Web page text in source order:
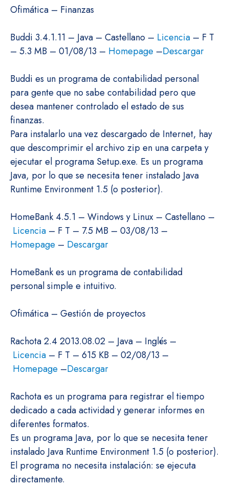
Ofimática – Finanzas
Buddi 3.4.1.11 – Java – Castellano – Licencia – F T
– 5.3 MB – 01/08/13 – Homepage –Descargar
Buddi es un programa de contabilidad personal
para gente que no sabe contabilidad pero que
desea mantener controlado el estado de sus
finanzas.
Para instalarlo una vez descargado de Internet, hay
que descomprimir el archivo zip en una carpeta y
ejecutar el programa Setup.exe. Es un programa
Java, por lo que se necesita tener instalado Java
Runtime Environment 1.5 (o posterior).
HomeBank 4.5.1 – Windows y Linux – Castellano –
Licencia – F T – 7.5 MB – 03/08/13 –
Homepage – Descargar
HomeBank es un programa de contabilidad
personal simple e intuitivo.
Ofimática – Gestión de proyectos
Rachota 2.4 2013.08.02 – Java – Inglés –
Licencia – F T – 615 KB – 02/08/13 –
Homepage –Descargar
Rachota es un programa para registrar el tiempo
dedicado a cada actividad y generar informes en
diferentes formatos.
Es un programa Java, por lo que se necesita tener
instalado Java Runtime Environment 1.5 (o posterior).
El programa no necesita instalación: se ejecuta
directamente.